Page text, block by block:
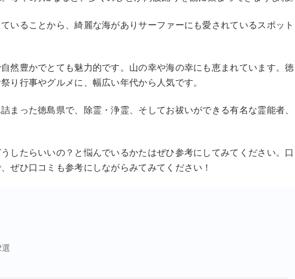
いることから、綺麗な海がありサーファーにも愛されているスポット
然豊かでとても魅力的です。山の幸や海の幸にも恵まれています。徳
り行事やグルメに、幅広い年代から人気です。
まった徳島県で、除霊・浄霊、そしてお祓いができる有名な霊能者、
したらいいの？と悩んでいるかたはぜひ参考にしてみてください。口
ぜひ口コミも参考にしながらみてみてください！